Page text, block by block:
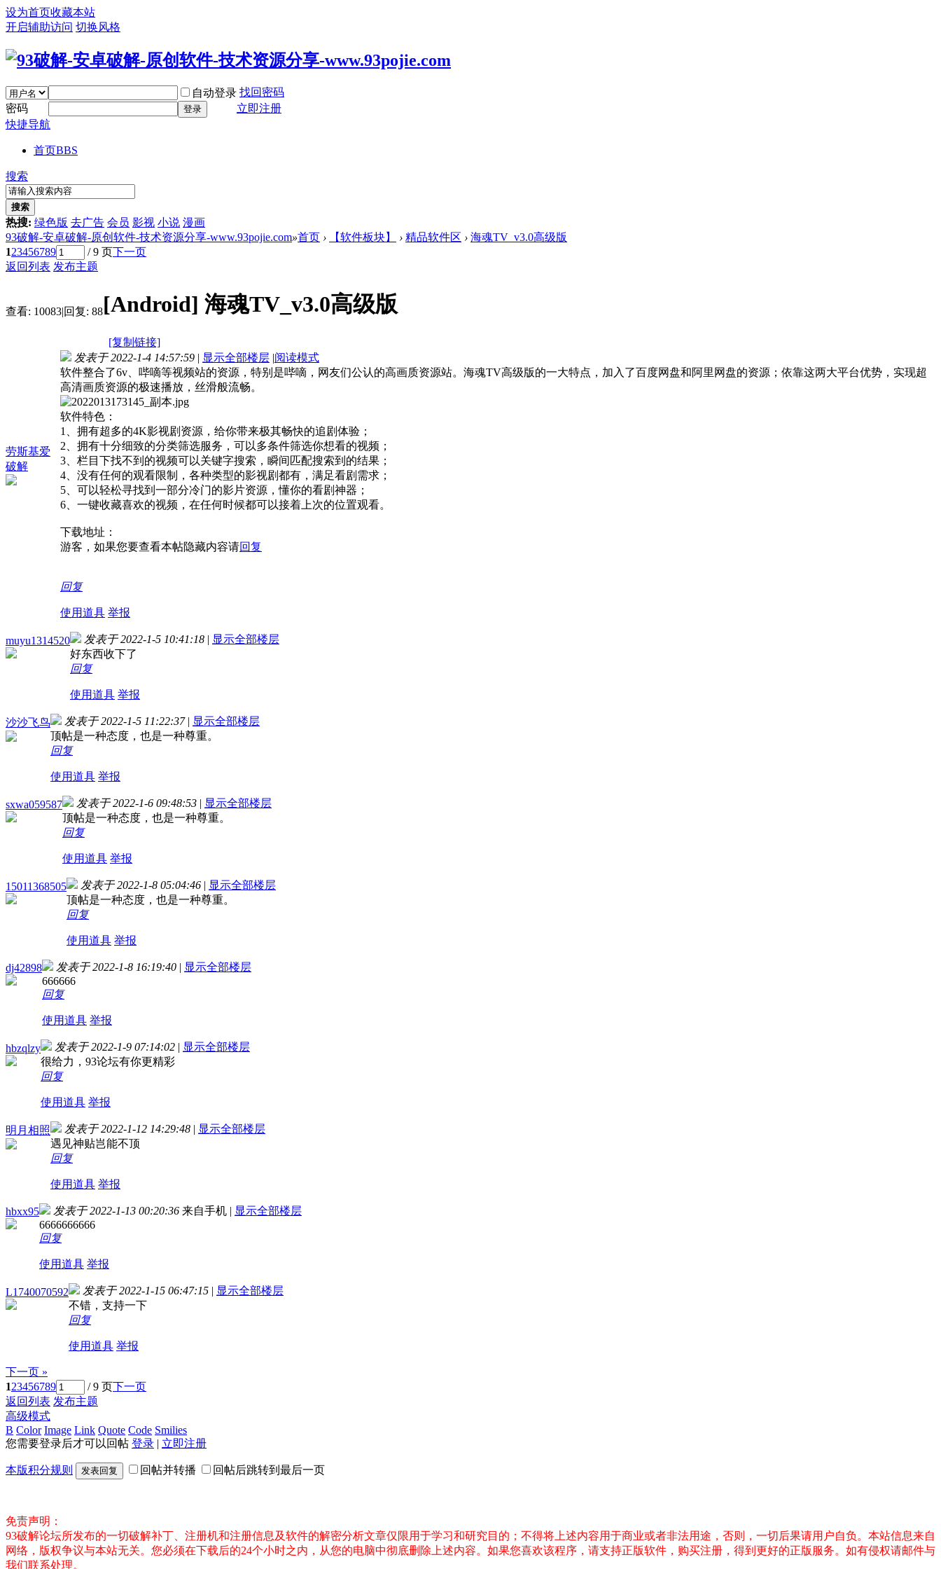
设为首页收藏本站
开启辅助访问 切换风格
自动登录 找回密码
密码
登录
立即注册
快捷导航
首页BBS
搜索
搜索
热搜: 绿色版 去广告 会员 影视 小说 漫画
93破解-安卓破解-原创软件-技术资源分享-www.93pojie.com»首页 › 【软件板块】 › 精品软件区 › 海魂TV_v3.0高级版
123456789 / 9 页下一页
返回列表 发布主题
查看: 10083|回复: 88[Android] 海魂TV_v3.0高级版
[复制链接]
劳斯基爱
破解
发表于 2022-1-4 14:57:59 | 显示全部楼层 |阅读模式
软件整合了6v、哔嘀等视频站的资源，特别是哔嘀，网友们公认的高画质资源站。海魂TV高级版的一大特点，加入了百度网盘和阿里网盘的资源；依靠这两大平台优势，实现超
高清画质资源的极速播放，丝滑般流畅。
软件特色：
1、拥有超多的4K影视剧资源，给你带来极其畅快的追剧体验；
2、拥有十分细致的分类筛选服务，可以多条件筛选你想看的视频；
3、栏目下找不到的视频可以关键字搜索，瞬间匹配搜索到的结果；
4、没有任何的观看限制，各种类型的影视剧都有，满足看剧需求；
5、可以轻松寻找到一部分冷门的影片资源，懂你的看剧神器；
6、一键收藏喜欢的视频，在任何时候都可以接着上次的位置观看。
下载地址：
游客，如果您要查看本帖隐藏内容请回复
回复
使用道具 举报
muyu1314520 发表于 2022-1-5 10:41:18 | 显示全部楼层
好东西收下了
回复
使用道具 举报
沙沙飞鸟 发表于 2022-1-5 11:22:37 | 显示全部楼层
顶帖是一种态度，也是一种尊重。
回复
使用道具 举报
sxwa059587 发表于 2022-1-6 09:48:53 | 显示全部楼层
顶帖是一种态度，也是一种尊重。
回复
使用道具 举报
15011368505 发表于 2022-1-8 05:04:46 | 显示全部楼层
顶帖是一种态度，也是一种尊重。
回复
使用道具 举报
dj42898 发表于 2022-1-8 16:19:40 | 显示全部楼层
666666
回复
使用道具 举报
hbzqlzy 发表于 2022-1-9 07:14:02 | 显示全部楼层
很给力，93论坛有你更精彩
回复
使用道具 举报
明月相照 发表于 2022-1-12 14:29:48 | 显示全部楼层
遇见神贴岂能不顶
回复
使用道具 举报
hbxx95 发表于 2022-1-13 00:20:36 来自手机 | 显示全部楼层
6666666666
回复
使用道具 举报
L1740070592 发表于 2022-1-15 06:47:15 | 显示全部楼层
不错，支持一下
回复
使用道具 举报
下一页 »
123456789 / 9 页下一页
返回列表 发布主题
高级模式
B Color Image Link Quote Code Smilies
您需要登录后才可以回帖 登录 | 立即注册
本版积分规则 发表回复 回帖并转播 回帖后跳转到最后一页
免责声明：
93破解论坛所发布的一切破解补丁、注册机和注册信息及软件的解密分析文章仅限用于学习和研究目的；不得将上述内容用于商业或者非法用途，否则，一切后果请用户自负。本站信息来自
网络，版权争议与本站无关。您必须在下载后的24个小时之内，从您的电脑中彻底删除上述内容。如果您喜欢该程序，请支持正版软件，购买注册，得到更好的正版服务。如有侵权请邮件与
我们联系处理。